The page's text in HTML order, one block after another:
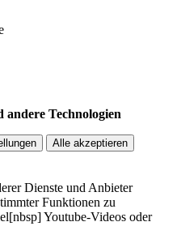
andere Technologien
Alle akzeptieren
Dienste und Anbieter
Funktionen zu
Youtube-Videos oder